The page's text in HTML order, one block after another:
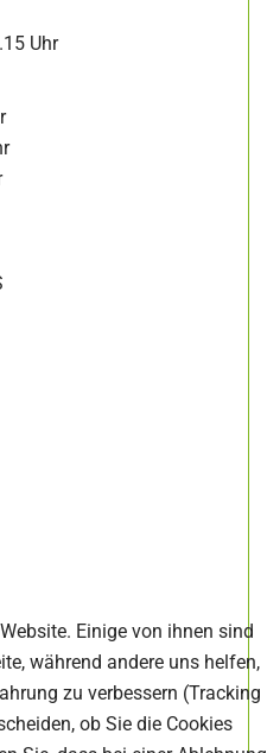
Uhr
Einige von ihnen sind
während andere uns helfen,
zu verbessern (Tracking
ob Sie die Cookies